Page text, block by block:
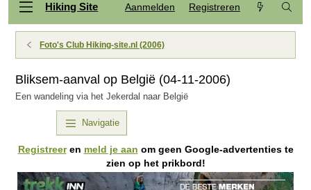
Hiking Site Aanmelden Registreren
Foto's Club Hiking-site.nl (2006)
Bliksem-aanval op België (04-11-2006)
Een wandeling via het Jekerdal naar België
Navigatie
Registreeren meld je aan om geen Google-advertenties te
zien op het prikbord!